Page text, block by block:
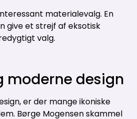
materialevalg. En
give et strejf af eksotisk
valg.
moderne design
er der mange ikoniske
Børge Mogensen skammel